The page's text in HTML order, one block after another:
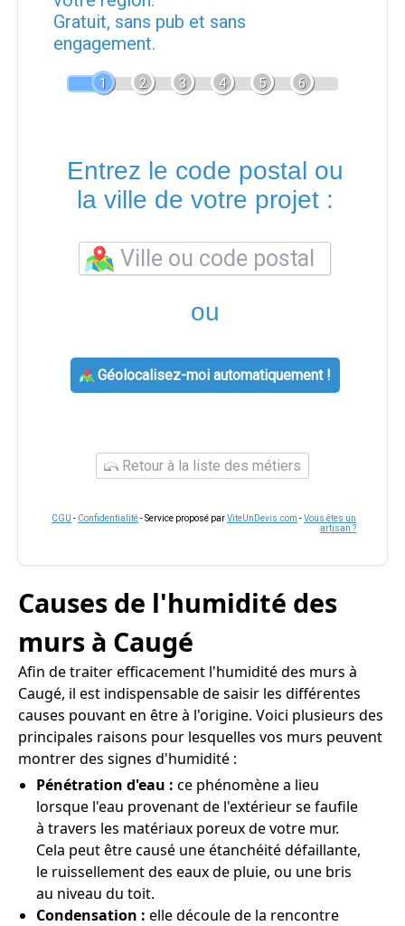
Gratuit, sans pub et sans
engagement.
1 2 3 4 5 6
Entrez le code postal ou
la ville de votre projet :
ou
Géolocalisez-moi automatiquement !
Retour à la liste des métiers
CGU - Confidentialité- Service proposé parViteUnDevis.com -Vous êtes un
artisan ?
Causes de l'humidité des
murs à Caugé
Afin de traiter efficacement l'humidité des murs à
Caugé, il est indispensable de saisir les différentes
causes pouvant en être à l'origine. Voici plusieurs des
principales raisons pour lesquelles vos murs peuvent
montrer des signes d'humidité :
Pénétration d'eau : ce phénomène a lieu
lorsque l'eau provenant de l'extérieur se faufile
à travers les matériaux poreux de votre mur.
Cela peut être causé une étanchéité défaillante,
le ruissellement des eaux de pluie, ou une bris
au niveau du toit.
Condensation : elle découle de la rencontre